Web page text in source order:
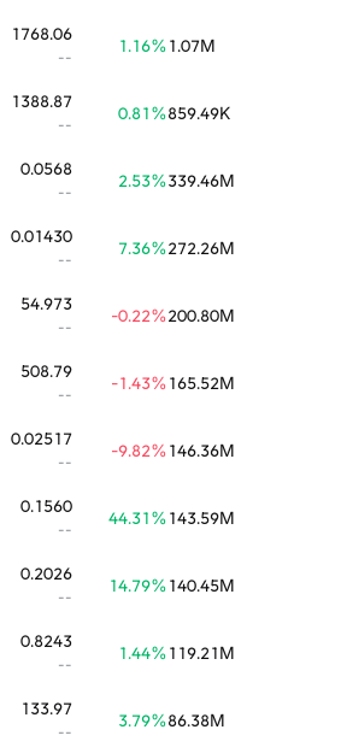
1768.06
--
1.16%1.07M
1388.87
--
0.81%859.49K
0.0568
--
2.53%339.46M
0.01430
--
7.36%272.26M
54.973
--
-0.22%200.80M
508.79
--
-1.43%165.52M
0.02517
--
-9.82%146.36M
0.1560
--
44.31%143.59M
0.2026
--
14.79%140.45M
0.8243
--
1.44%119.21M
133.97
--
3.79%86.38M